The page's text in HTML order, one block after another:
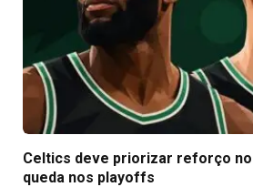
Celtics deve priorizar reforço
queda nos playoffs